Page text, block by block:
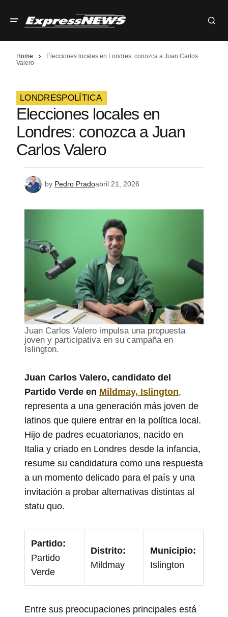
Home
Elecciones locales en Londres: conozca a Juan Carlos
Valero
LONDRESPOLÍTICA
Elecciones locales en
Londres: conozca a Juan
Carlos Valero
by Pedro Pradoabril 21, 2026
Juan Carlos Valero impulsa una propuesta
joven y participativa en su campaña en
Islington.
Juan Carlos Valero, candidato del
Partido Verde en Mildmay, Islington,
representa a una generación más joven de
latinos que quiere entrar en la política local.
Hijo de padres ecuatorianos, nacido en
Italia y criado en Londres desde la infancia,
resume su candidatura como una respuesta
a un momento delicado para el país y una
invitación a probar alternativas distintas al
statu quo.
Partido:
Partido
Verde
Distrito:
Mildmay
Municipio:
Islington
Entre sus preocupaciones principales está